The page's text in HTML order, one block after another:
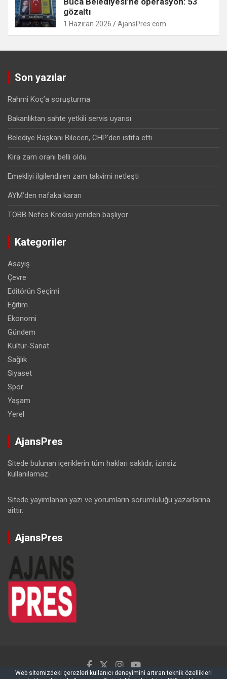
gözaltı
1 Haziran 2026 AjansPres.com
Son yazılar
Rahmi Koç’a soruşturma
Bakanlıktan sahte yetkili servis uyarısı
Belediye Başkanı Bilecen, CHP’den istifa etti
Kira zam oranı belli oldu
Emekliyi ilgilendiren zam takvimi netleşti
AYM’den nafaka kararı
TOBB Nefes Kredisi yeniden başlıyor
Kategoriler
Asayiş
Çevre
Editörün Seçimi
Eğitim
Ekonomi
Gündem
Kültür-Sanat
Sağlık
Siyaset
Spor
Yaşam
Yerel
AjansPres
Sitede bulunan içeriklerin tüm hakları saklıdır, izinsiz
kullanılamaz.
Sitede yayımlanan yazı ve yorumların sorumluluğu yazarlarına
aittir.
AjansPres
Web sitemizdeki çerezleri kullanıcı deneyimini artıran teknik özellikleri